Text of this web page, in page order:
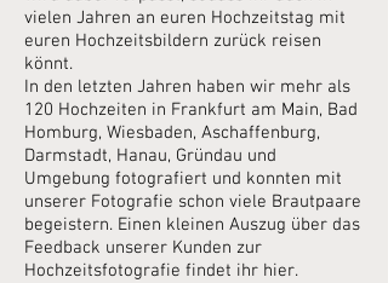
vielen Jahren an euren Hochzeitstag mit
euren Hochzeitsbildern zurück reisen
könnt.
In den letzten Jahren haben wir mehr als
120 Hochzeiten in Frankfurt am Main, Bad
Homburg, Wiesbaden, Aschaffenburg,
Darmstadt, Hanau, Gründau und
Umgebung fotografiert und konnten mit
unserer Fotografie schon viele Brautpaare
begeistern. Einen kleinen Auszug über das
Feedback unserer Kunden zur
Hochzeitsfotografie findet ihr hier.